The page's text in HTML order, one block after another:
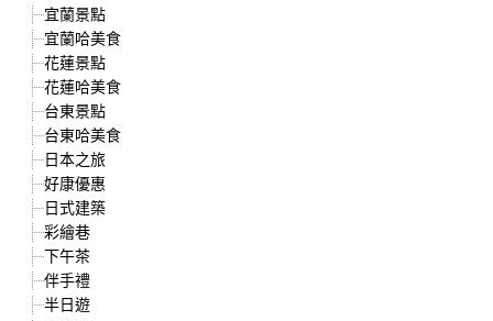
宜蘭景點
宜蘭哈美食
花蓮景點
花蓮哈美食
台東景點
台東哈美食
日本之旅
好康優惠
日式建築
彩繪巷
下午茶
伴手禮
半日遊